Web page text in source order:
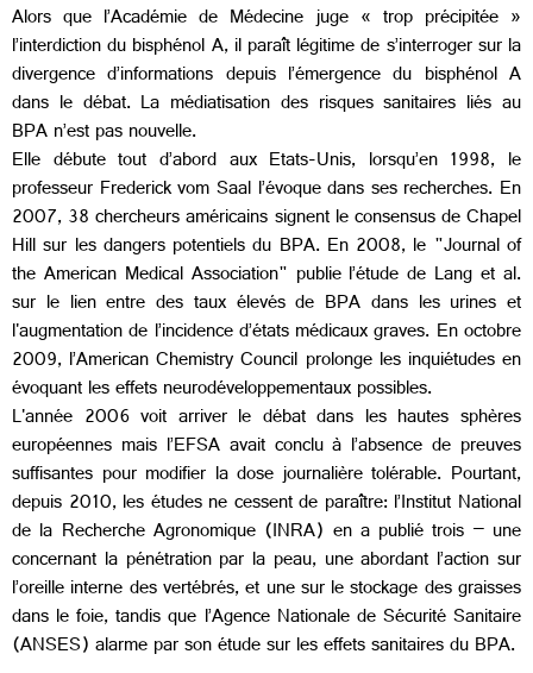
Alors que l’Académie de Médecine juge « trop précipitée »
l’interdiction du bisphénol A, il paraît légitime de s’interroger sur la
divergence d’informations depuis l’émergence du bisphénol A
dans le débat. La médiatisation des risques sanitaires liés au
BPA n’est pas nouvelle.
Elle débute tout d’abord aux Etats-Unis, lorsqu’en 1998, le
professeur Frederick vom Saal l’évoque dans ses recherches. En
2007, 38 chercheurs américains signent le consensus de Chapel
Hill sur les dangers potentiels du BPA. En 2008, le "Journal of
the American Medical Association" publie l’étude de Lang et al.
sur le lien entre des taux élevés de BPA dans les urines et
l'augmentation de l’incidence d’états médicaux graves. En octobre
2009, l’American Chemistry Council prolonge les inquiétudes en
évoquant les effets neurodéveloppementaux possibles.
L'année 2006 voit arriver le débat dans les hautes sphères
européennes mais l’EFSA avait conclu à l’absence de preuves
suffisantes pour modifier la dose journalière tolérable. Pourtant,
depuis 2010, les études ne cessent de paraître: l’Institut National
de la Recherche Agronomique (INRA) en a publié trois – une
concernant la pénétration par la peau, une abordant l’action sur
l’oreille interne des vertébrés, et une sur le stockage des graisses
dans le foie, tandis que l’Agence Nationale de Sécurité Sanitaire
(ANSES) alarme par son étude sur les effets sanitaires du BPA.